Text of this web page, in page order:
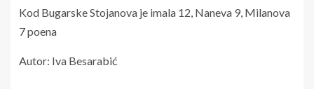
Kod Bugarske Stojanova je imala 12, Naneva 9, Milanova
7 poena
Autor: Iva Besarabić